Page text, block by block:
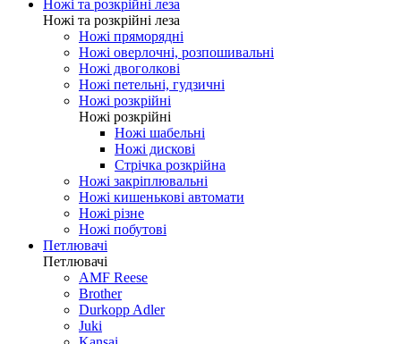
Ножі та розкрійні леза
Ножі та розкрійні леза
Ножі пряморядні
Ножі оверлочні, розпошивальні
Ножі двоголкові
Ножі петельні, гудзичні
Ножі розкрійні
Ножі розкрійні
Ножі шабельні
Ножі дискові
Стрічка розкрійна
Ножі закріплювальні
Ножі кишенькові автомати
Ножі різне
Ножі побутові
Петлювачі
Петлювачі
AMF Reese
Brother
Durkopp Adler
Juki